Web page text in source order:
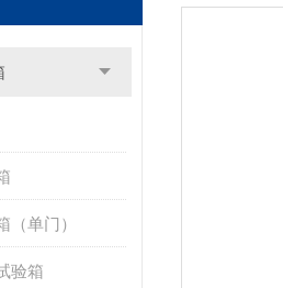
（单门）
验箱